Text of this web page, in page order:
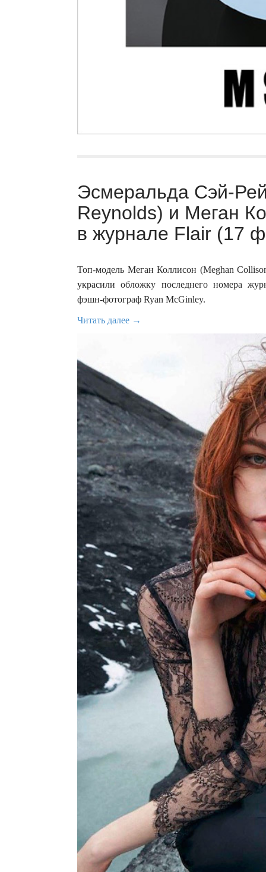
Эсмеральда Сэй-
Reynolds) и Меган
в журнале Flair (17
Топ-модель Меган Коллисон (Meghan
украсили обложку последнего номера
фэшн-фотограф Ryan McGinley.
Читать далее →